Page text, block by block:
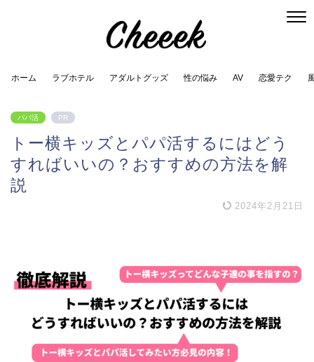
ホーム ラブホテル アダルトグッズ 性の悩み AV 恋愛テク
パパ活 PR
トー横キッズとパパ活するにはどう
すればいいの？おすすめの方法を解
説
2024年2月21日